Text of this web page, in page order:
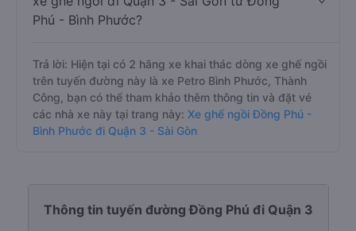
Phú - Bình Phước?
Trả lời: Hiện tại có 2 hãng xe khai thác dòng xe ghế ngồi
trên tuyến đường này là xe Petro Bình Phước, Thành
Công, bạn có thể tham khảo thêm thông tin và đặt vé
các nhà xe này tại trang này: Xe ghế ngồi Đồng Phú -
Bình Phước đi Quận 3 - Sài Gòn
Thông tin tuyến đường Đồng Phú đi Quận 3